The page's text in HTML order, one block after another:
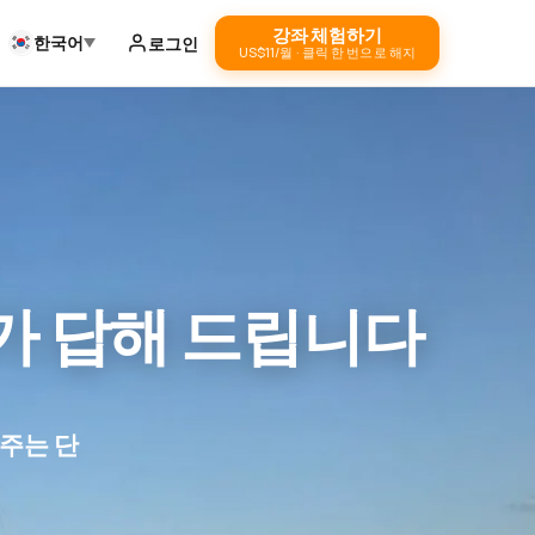
한국어 로그인 강좌 체험하기
US$11/월 · 클릭 한 번으로 해지
답해 드립니다
는 단